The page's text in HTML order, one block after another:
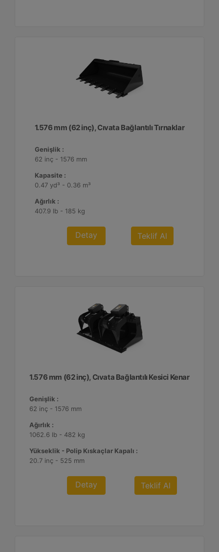
1.576 mm (62 inç), Cıvata Bağlantılı Tırnaklar
Genişlik :
62 inç - 1576 mm
Kapasite :
0.47 yd³ - 0.36 m³
Ağırlık :
407.9 lb - 185 kg
Detay Teklif Al
1.576 mm (62 inç), Cıvata Bağlantılı Kesici Kenar
Genişlik :
62 inç - 1576 mm
Ağırlık :
1062.6 lb - 482 kg
Yükseklik - Polip Kıskaçlar Kapalı :
20.7 inç - 525 mm
Detay Teklif Al